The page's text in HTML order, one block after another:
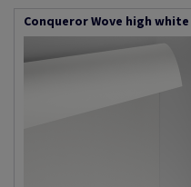
Conqueror Wove high white